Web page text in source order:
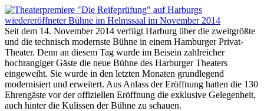
Seit dem 14. November 2014 verfügt Harburg über die zweitgrößte
und die technisch modernste Bühne in einem Hamburger Privat-
Theater. Denn an diesem Tag wurde im Beisein zahlreicher
hochrangiger Gäste die neue Bühne des Harburger Theaters
eingeweiht. Sie wurde in den letzten Monaten grundlegend
modernisiert und erweitert. Aus Anlass der Eröffnung hatten die 130
Ehrengäste vor der offiziellen Eröffnung die exklusive Gelegenheit,
auch hinter die Kulissen der Bühne zu schauen.